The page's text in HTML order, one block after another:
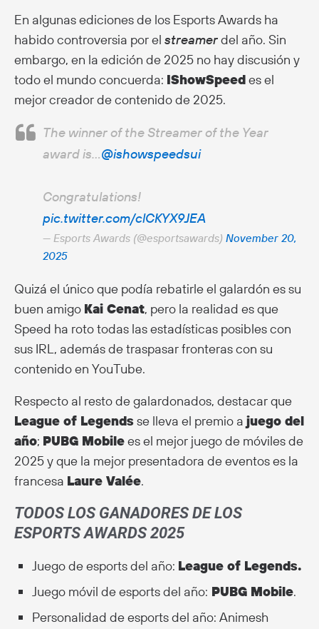
En algunas ediciones de los Esports Awards ha
habido controversia por el streamerdel año. Sin
embargo, en la edición de 2025 no hay discusión y
todo el mundo concuerda: IShowSpeedes el
mejor creador de contenido de 2025.
The winner of the Streamer of the Year
award is…@ishowspeedsui
Congratulations!
pic.twitter.com/clCKYX9JEA
— Esports Awards (@esportsawards) November 20,
2025
Quizá el único que podía rebatirle el galardón es su
buen amigo Kai Cenat, pero la realidad es que
Speed ha roto todas las estadísticas posibles con
sus IRL, además de traspasar fronteras con su
contenido en YouTube.
Respecto al resto de galardonados, destacar que
League of Legends se lleva el premio a juego del
año; PUBG Mobilees el mejor juego de móviles de
2025 y que la mejor presentadora de eventos es la
francesa Laure Valée.
TODOS LOS GANADORES DE LOS
ESPORTS AWARDS 2025
Juego de esports del año: League of Legends.
Juego móvil de esports del año: PUBG Mobile.
Personalidad de esports del año: Animesh